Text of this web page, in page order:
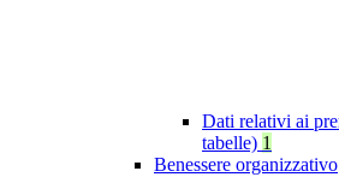
Dati relativi ai
tabelle) 1
Benessere organizzativo